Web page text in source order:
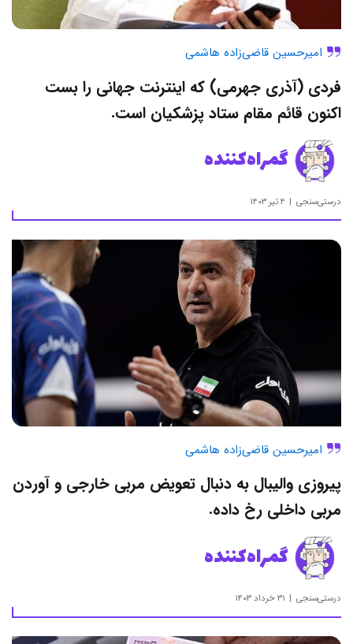
امیرحسین قاضی‌زاده هاشمی
فردی (آذری جهرمی) که اینترنت جهانی را بست
اکنون قائم مقام ستاد پزشکیان است.
گمراه‌کننده
درستی‌سنجی ۴ تیر ۱۴۰۳
امیرحسین قاضی‌زاده هاشمی
پیروزی والیبال به دنبال تعویض مربی خارجی و آوردن
مربی داخلی رخ داده.
گمراه‌کننده
درستی‌سنجی ۳۱ خرداد ۱۴۰۳